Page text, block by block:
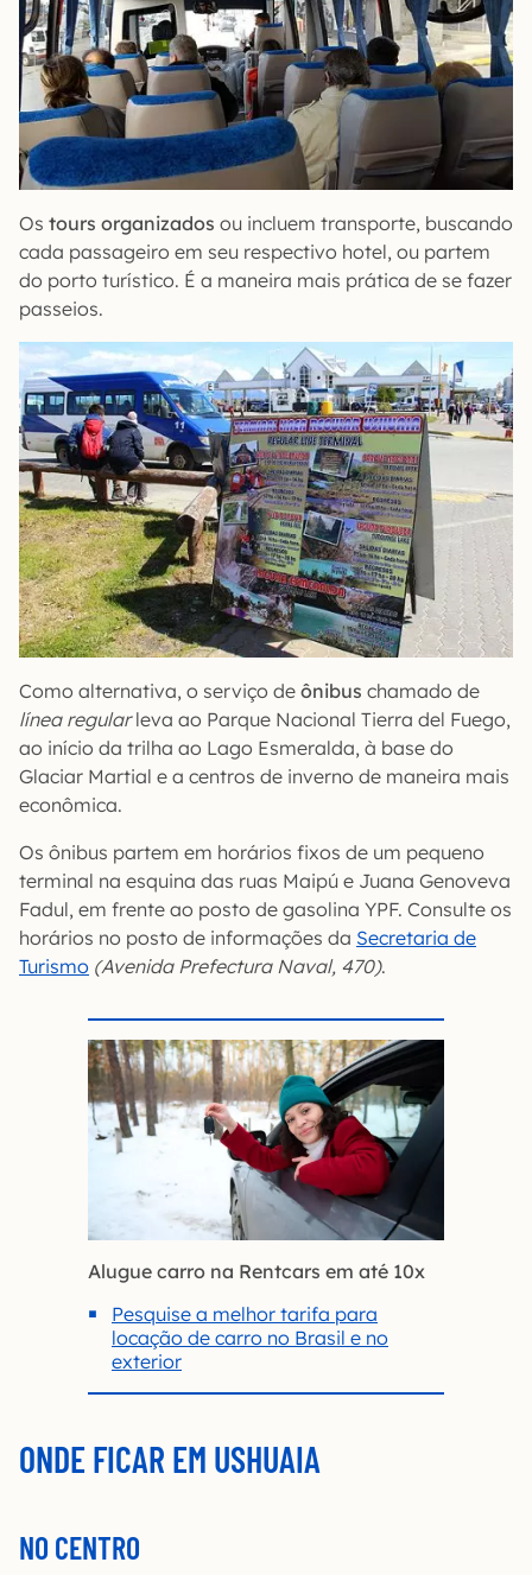
Os tours organizados ou incluem transporte, buscando
cada passageiro em seu respectivo hotel, ou partem
do porto turístico. É a maneira mais prática de se fazer
passeios.
Como alternativa, o serviço de ônibus chamado de
línea regularleva ao Parque Nacional Tierra del Fuego,
ao início da trilha ao Lago Esmeralda, à base do
Glaciar Martial e a centros de inverno de maneira mais
econômica.
Os ônibus partem em horários fixos de um pequeno
terminal na esquina das ruas Maipú e Juana Genoveva
Fadul, em frente ao posto de gasolina YPF. Consulte os
horários no posto de informações da Secretaria de
Turismo (Avenida Prefectura Naval, 470).
Alugue carro na Rentcars em até 10x
Pesquise a melhor tarifa para
locação de carro no Brasil e no
exterior
ONDE FICAR EM USHUAIA
NO CENTRO